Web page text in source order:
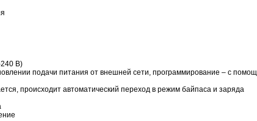
В)
подачи питания от внешней сети, программирование – с
происходит автоматический переход в режим байпаса и заряда